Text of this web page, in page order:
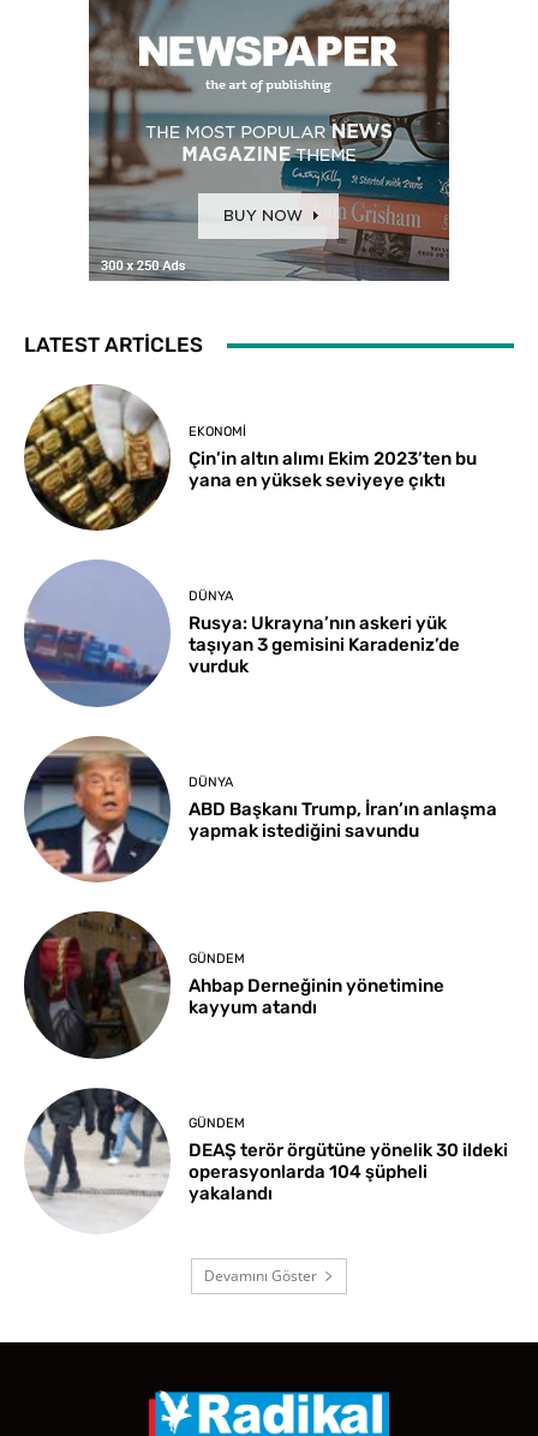
LATEST ARTICLES
EKONOMI
Çin’in altın alımı Ekim 2023’ten bu
yana en yüksek seviyeye çıktı
DÜNYA
Rusya: Ukrayna’nın askeri yük
taşıyan 3 gemisini Karadeniz’de
vurduk
DÜNYA
ABD Başkanı Trump, İran’ın anlaşma
yapmak istediğini savundu
GÜNDEM
Ahbap Derneğinin yönetimine
kayyum atandı
GÜNDEM
DEAŞ terör örgütüne yönelik 30 ildeki
operasyonlarda 104 şüpheli
yakalandı
Devamını Göster